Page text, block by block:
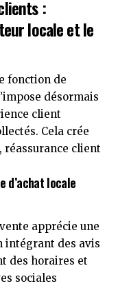
:
locale et le
fonction de
désormais
client
Cela crée
client
d’achat locale
apprécie une
intégrant des avis
des horaires et
sociales